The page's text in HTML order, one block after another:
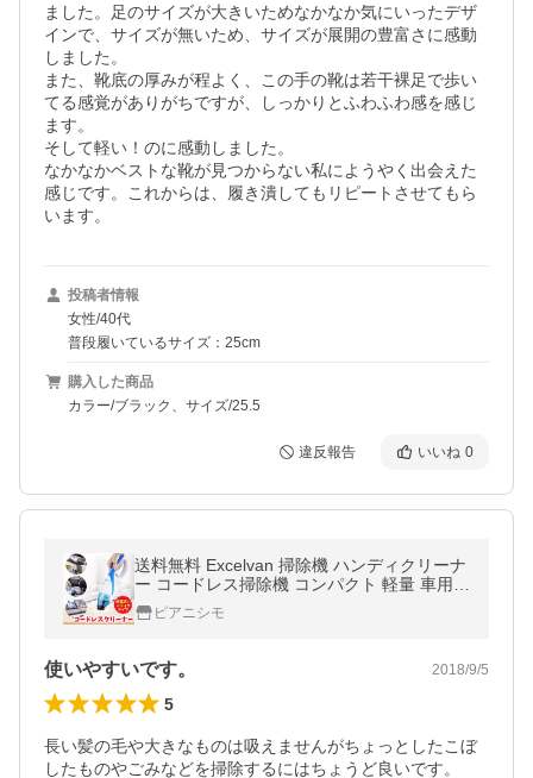
ました。足のサイズが大きいためなかなか気にいったデザ
インで、サイズが無いため、サイズが展開の豊富さに感動
しました。
また、靴底の厚みが程よく、この手の靴は若干裸足で歩い
てる感覚がありがちですが、しっかりとふわふわ感を感じ
ます。
そして軽い！のに感動しました。
なかなかベストな靴が見つからない私にようやく出会えた
感じです。これからは、履き潰してもリピートさせてもら
います。
投稿者情報
女性/40代
普段履いているサイズ：25cm
購入した商品
カラー/ブラック、サイズ/25.5
違反報告 いいね 0
送料無料 Excelvan 掃除機 ハンディクリーナ
ー コードレス掃除機 コンパクト 軽量 車用掃
除機 小型掃除機 充電式 カークリーナー 掃除
車載 隙間の掃除
ピアニシモ
使いやすいです。 2018/9/5
5
長い髪の毛や大きなものは吸えませんがちょっとしたこぼ
したものやごみなどを掃除するにはちょうど良いです。